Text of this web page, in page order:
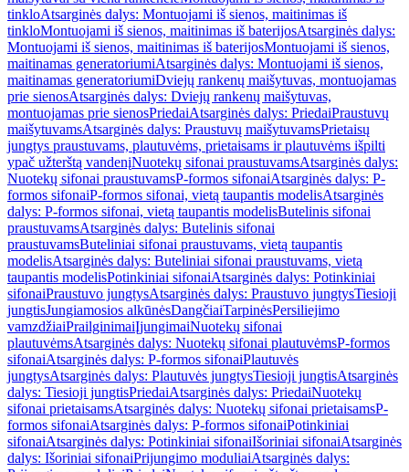
tinkloAtsarginės dalys: Montuojami iš sienos, maitinimas iš
tinkloMontuojami iš sienos, maitinimas iš baterijosAtsarginės dalys:
Montuojami iš sienos, maitinimas iš baterijosMontuojami iš sienos,
maitinamas generatoriumiAtsarginės dalys: Montuojami iš sienos,
maitinamas generatoriumiDviejų rankenų maišytuvas, montuojamas
prie sienosAtsarginės dalys: Dviejų rankenų maišytuvas,
montuojamas prie sienosPriedaiAtsarginės dalys: PriedaiPraustuvų
maišytuvamsAtsarginės dalys: Praustuvų maišytuvamsPrietaisų
jungtys praustuvams, plautuvėms, prietaisams ir plautuvėms išpilti
ypač užterštą vandenįNuotekų sifonai praustuvamsAtsarginės dalys:
Nuotekų sifonai praustuvamsP-formos sifonaiAtsarginės dalys: P-
formos sifonaiP-formos sifonai, vietą taupantis modelisAtsarginės
dalys: P-formos sifonai, vietą taupantis modelisButelinis sifonai
praustuvamsAtsarginės dalys: Butelinis sifonai
praustuvamsButeliniai sifonai praustuvams, vietą taupantis
modelisAtsarginės dalys: Buteliniai sifonai praustuvams, vietą
taupantis modelisPotinkiniai sifonaiAtsarginės dalys: Potinkiniai
sifonaiPraustuvo jungtysAtsarginės dalys: Praustuvo jungtysTiesioji
jungtisJungiamosios alkūnėsDangčiaiTarpinėsPersiliejimo
vamzdžiaiPrailginimaiĮjungimaiNuotekų sifonai
plautuvėmsAtsarginės dalys: Nuotekų sifonai plautuvėmsP-formos
sifonaiAtsarginės dalys: P-formos sifonaiPlautuvės
jungtysAtsarginės dalys: Plautuvės jungtysTiesioji jungtisAtsarginės
dalys: Tiesioji jungtisPriedaiAtsarginės dalys: PriedaiNuotekų
sifonai prietaisamsAtsarginės dalys: Nuotekų sifonai prietaisamsP-
formos sifonaiAtsarginės dalys: P-formos sifonaiPotinkiniai
sifonaiAtsarginės dalys: Potinkiniai sifonaiIšoriniai sifonaiAtsarginės
dalys: Išoriniai sifonaiPrijungimo moduliaiAtsarginės dalys: